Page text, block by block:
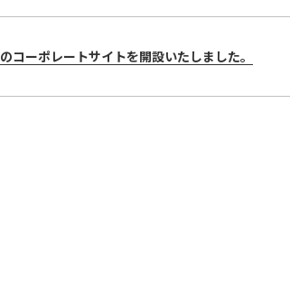
コーポレートサイトを開設いたしました。